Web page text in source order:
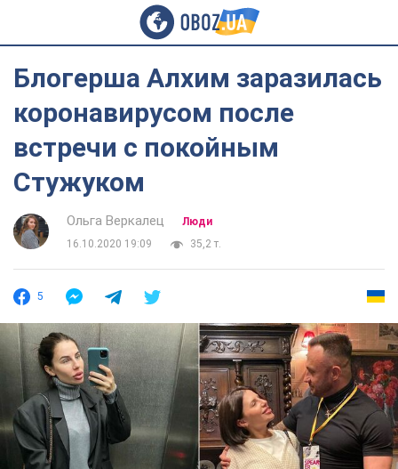
Блогерша Алхим заразилась
коронавирусом после
встречи с покойным
Стужуком
Ольга Веркалец
Люди
16.10.2020 19:09
35,2 т.
5